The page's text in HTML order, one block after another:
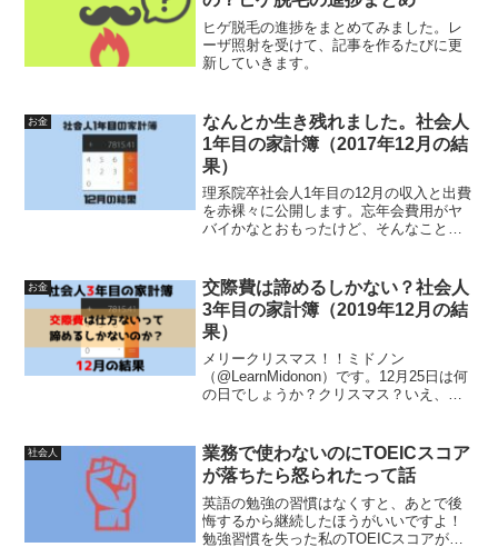
ヒゲ脱毛の進捗をまとめてみました。レ
ーザ照射を受けて、記事を作るたびに更
新していきます。
お金
なんとか生き残れました。社会人
1年目の家計簿（2017年12月の結
果）
理系院卒社会人1年目の12月の収入と出費
を赤裸々に公開します。忘年会費用がヤ
バイかなとおもったけど、そんなことな
お金
交際費は諦めるしかない？社会人
3年目の家計簿（2019年12月の結
果）
メリークリスマス！！ミドノン
（@LearnMidonon）です。12月25日は何
の日でしょうか？クリスマス？いえ、違
今回が2019年最後の家計簿となります。
そんな訳で2...
社会人
業務で使わないのにTOEICスコア
が落ちたら怒られたって話
英語の勉強の習慣はなくすと、あとで後
悔するから継続したほうがいいですよ！
勉強習慣を失った私のTOEICスコアがど